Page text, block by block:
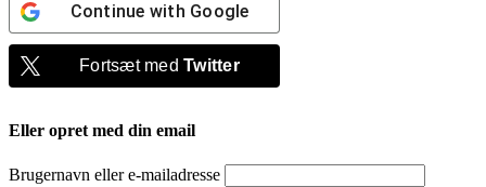
Continue with Google
Fortsæt medTwitter
Eller opret med din email
Brugernavn eller e-mailadresse